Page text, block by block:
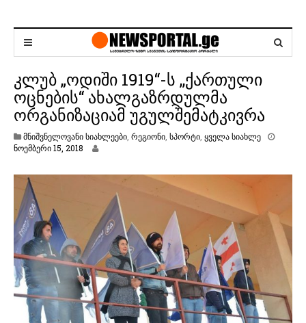
კლუბ „ოდიში 1919“-ს ,,ქართული
ოცნების“ ახალგაზრდულმა
ორგანიზაციამ უგულშემატკივრა
მნიშვნელოვანი სიახლეები რეგიონი სპორტი ყველა სიახლე
ნოემბერი 15, 2018